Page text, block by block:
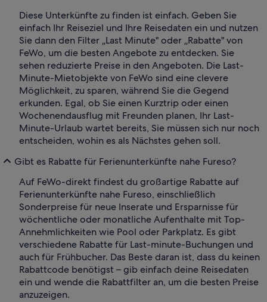
Diese Unterkünfte zu finden ist einfach. Geben Sie
einfach Ihr Reiseziel und Ihre Reisedaten ein und nutzen
Sie dann den Filter „Last Minute" oder „Rabatte" von
FeWo, um die besten Angebote zu entdecken. Sie
sehen reduzierte Preise in den Angeboten. Die Last-
Minute-Mietobjekte von FeWo sind eine clevere
Möglichkeit, zu sparen, während Sie die Gegend
erkunden. Egal, ob Sie einen Kurztrip oder einen
Wochenendausflug mit Freunden planen, Ihr Last-
Minute-Urlaub wartet bereits, Sie müssen sich nur noch
entscheiden, wohin es als Nächstes gehen soll.
Gibt es Rabatte für Ferienunterkünfte nahe Fureso?
Auf FeWo-direkt findest du großartige Rabatte auf
Ferienunterkünfte nahe Fureso, einschließlich
Sonderpreise für neue Inserate und Ersparnisse für
wöchentliche oder monatliche Aufenthalte mit Top-
Annehmlichkeiten wie Pool oder Parkplatz. Es gibt
verschiedene Rabatte für Last-minute-Buchungen und
auch für Frühbucher. Das Beste daran ist, dass du keinen
Rabattcode benötigst – gib einfach deine Reisedaten
ein und wende die Rabattfilter an, um die besten Preise
anzuzeigen.